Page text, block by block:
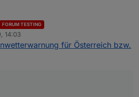
"Markantes" Wetter bei UWZ auch nicht
nur "Unwetter" vielleicht liegt es
ab.
FORUM TESTING
14:03
für Österreich bzw.